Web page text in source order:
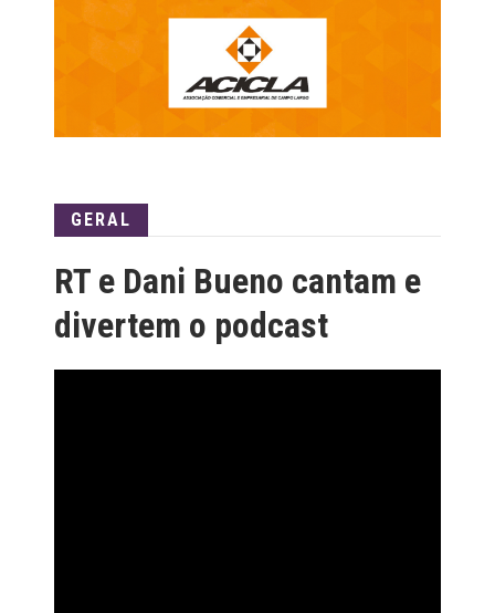
GERAL
RT e Dani Bueno cantam e
divertem o podcast